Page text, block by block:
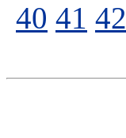
40 41 42